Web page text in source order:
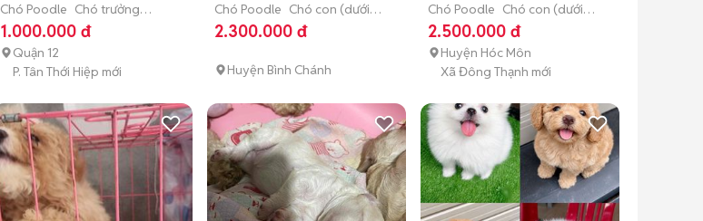
Chó Poodle Chó trưởng
thành (hơn 1 tuổi)
1.000.000 đ
Quận 12
P. Tân Thới Hiệp mới
Chó Poodle Chó con (dưới 3
tháng tuổi)
2.300.000 đ
Huyện Bình Chánh
Chó Poodle Chó con (dưới 3
tháng tuổi)
2.500.000 đ
Huyện Hóc Môn
Xã Đông Thạnh mới